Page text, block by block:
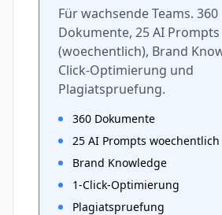
Für wachsende Teams. 360
Dokumente, 25 AI Prompts
(woechentlich), Brand
Click-Optimierung und
Plagiatspruefung.
360 Dokumente
25 AI Prompts woechentlich
Brand Knowledge
1-Click-Optimierung
Plagiatspruefung